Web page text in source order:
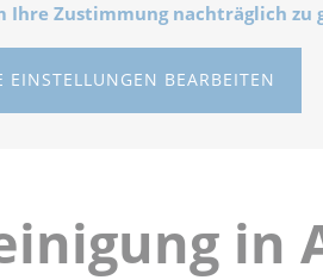
Ihre Zustimmung nachträglich zu
EINSTELLUNGEN BEARBEITEN
in